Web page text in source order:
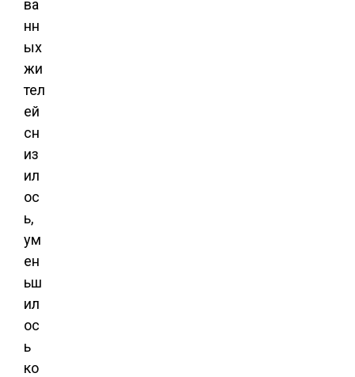
ва
нн
ых
жи
тел
ей
сн
из
ил
ос
ь,
ум
ен
ьш
ил
ос
ь
ко